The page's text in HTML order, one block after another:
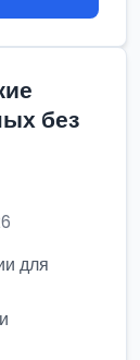
без
для